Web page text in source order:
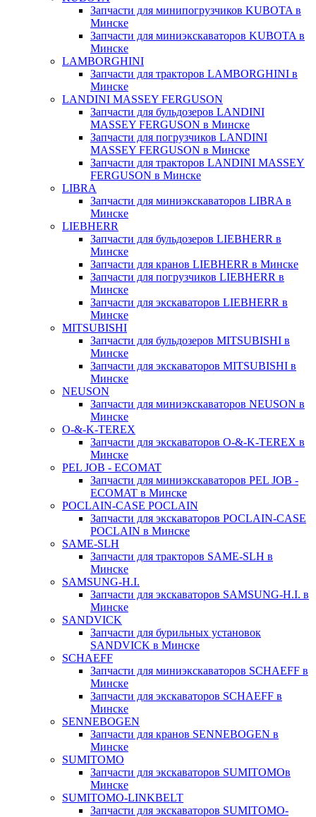
Запчасти для минипогрузчиков KUBOTA в
Минске
Запчасти для миниэкскаваторов KUBOTA в
Минске
LAMBORGHINI
Запчасти для тракторов LAMBORGHINI в
Минске
LANDINI MASSEY FERGUSON
Запчасти для бульдозеров LANDINI
MASSEY FERGUSON в Минске
Запчасти для погрузчиков LANDINI
MASSEY FERGUSON в Минске
Запчасти для тракторов LANDINI MASSEY
FERGUSON в Минске
LIBRA
Запчасти для миниэкскаваторов LIBRA в
Минске
LIEBHERR
Запчасти для бульдозеров LIEBHERR в
Минске
Запчасти для кранов LIEBHERR в Минске
Запчасти для погрузчиков LIEBHERR в
Минске
Запчасти для экскаваторов LIEBHERR в
Минске
MITSUBISHI
Запчасти для бульдозеров MITSUBISHI в
Минске
Запчасти для экскаваторов MITSUBISHI в
Минске
NEUSON
Запчасти для миниэкскаваторов NEUSON в
Минске
O-&-K-TEREX
Запчасти для экскаваторов O-&-K-TEREX в
Минске
PEL JOB - ECOMAT
Запчасти для миниэкскаваторов PEL JOB -
ECOMAT в Минске
POCLAIN-CASE POCLAIN
Запчасти для экскаваторов POCLAIN-CASE
POCLAIN в Минске
SAME-SLH
Запчасти для тракторов SAME-SLH в
Минске
SAMSUNG-H.I.
Запчасти для экскаваторов SAMSUNG-H.I. в
Минске
SANDVICK
Запчасти для бурильных установок
SANDVICK в Минске
SCHAEFF
Запчасти для миниэкскаваторов SCHAEFF в
Минске
Запчасти для экскаваторов SCHAEFF в
Минске
SENNEBOGEN
Запчасти для кранов SENNEBOGEN в
Минске
SUMITOMO
Запчасти для экскаваторов SUMITOMOв
Минске
SUMITOMO-LINKBELT
Запчасти для экскаваторов SUMITOMO-